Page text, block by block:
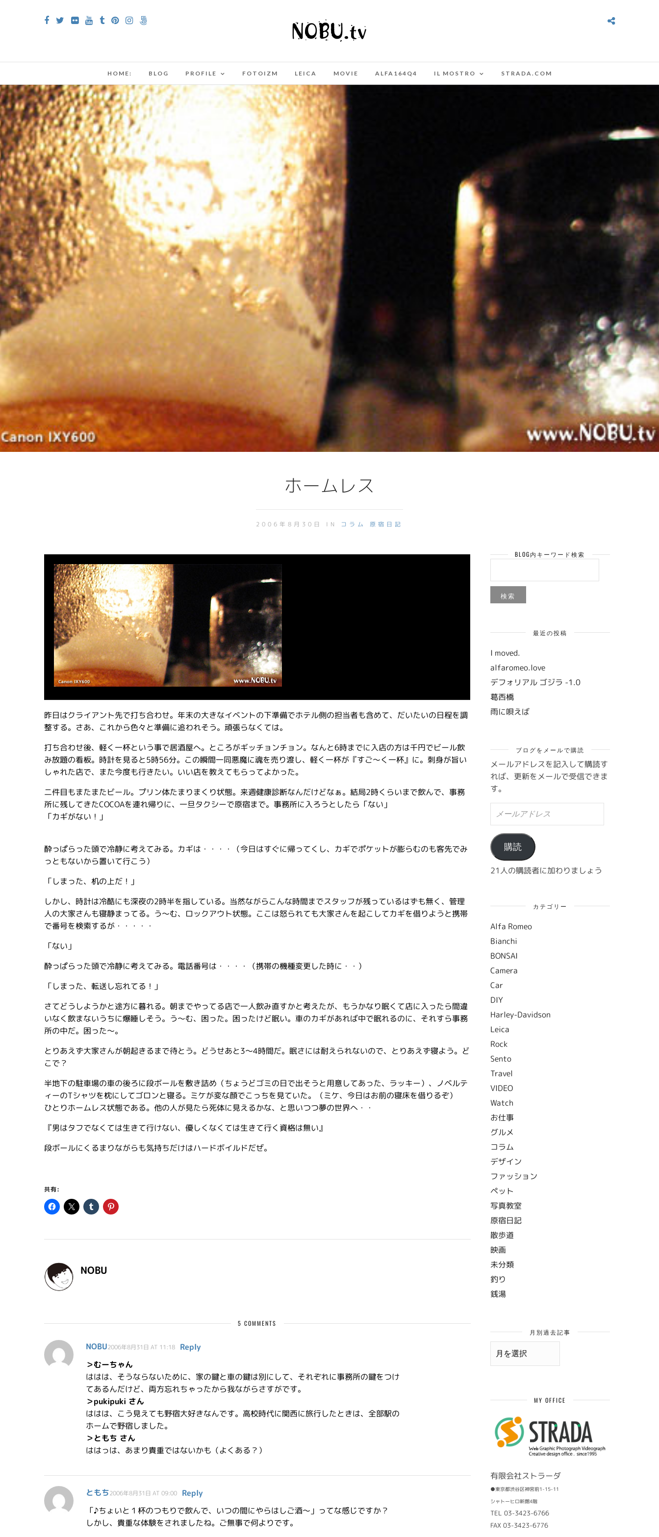
HOME: BLOG PROFILE FOTOIZM LEICA MOVIE ALFA164Q4 IL MOSTRO STRADA.COM
ホームレス
2006年8月30日 IN コラム 原宿日記
昨日はクライアント先で打ち合わせ。年末の大きなイベントの下準備でホテル側の担当者も含めて、だいたいの日程を調
整する。さあ、これから色々と準備に追われそう。頑張らなくては。
打ち合わせ後、軽く一杯という事で居酒屋へ。ところがギッチョンチョン。なんと6時までに入店の方は千円でビール飲
み放題の看板。時計を見ると5時56分。この瞬間一同悪魔に魂を売り渡し、軽く一杯が『すご〜く一杯』に。刺身が旨い
しゃれた店で、また今度も行きたい。いい店を教えてもらってよかった。
二件目もまたまたビール。プリン体たまりまくり状態。来週健康診断なんだけどなぁ。結局2時くらいまで飲んで、事務
所に残してきたCOCOAを連れ帰りに、一旦タクシーで原宿まで。事務所に入ろうとしたら「ない」
「カギがない！」
酔っぱらった頭で冷静に考えてみる。カギは・・・・（今日はすぐに帰ってくし、カギでポケットが膨らむのも客先でみ
っともないから置いて行こう）
「しまった、机の上だ！」
しかし、時計は冷酷にも深夜の2時半を指している。当然ながらこんな時間までスタッフが残っているはずも無く、管理
人の大家さんも寝静まってる。う〜む、ロックアウト状態。ここは怒られても大家さんを起こしてカギを借りようと携帯
で番号を検索するが・・・・・
「ない」
酔っぱらった頭で冷静に考えてみる。電話番号は・・・・（携帯の機種変更した時に・・）
「しまった、転送し忘れてる！」
さてどうしようかと途方に暮れる。朝までやってる店で一人飲み直すかと考えたが、もうかなり眠くて店に入ったら間違
いなく飲まないうちに爆睡しそう。う〜む、困った。困ったけど眠い。車のカギがあれば中で眠れるのに、それすら事務
所の中だ。困った〜。
とりあえず大家さんが朝起きるまで待とう。どうせあと3〜4時間だ。眠さには耐えられないので、とりあえず寝よう。ど
こで？
半地下の駐車場の車の後ろに段ボールを敷き詰め（ちょうどゴミの日で出そうと用意してあった、ラッキー）、ノベルテ
ィーのTシャツを枕にしてゴロンと寝る。ミケが変な顔でこっちを見ていた。（ミケ、今日はお前の寝床を借りるぞ）
ひとりホームレス状態である。他の人が見たら死体に見えるかな、と思いつつ夢の世界へ・・
『男はタフでなくては生きて行けない、優しくなくては生きて行く資格は無い』
段ボールにくるまりながらも気持ちだけはハードボイルドだぜ。
共有:
NOBU
5 COMMENTS
NOBU2006年8月31日 AT 11:18
Reply
＞むーちゃん
ははは、そうならないために、家の鍵と車の鍵は別にして、それぞれに事務所の鍵をつけ
てあるんだけど、両方忘れちゃったから我ながらさすがです。
＞pukipuki さん
ははは、こう見えても野宿大好きなんです。高校時代に関西に旅行したときは、全部駅の
ホームで野宿しました。
＞ともち さん
ははっは、あまり貴重ではないかも（よくある？）
ともち2006年8月31日 AT 09:00
Reply
「♪ちょいと１杯のつもりで飲んで、いつの間にやらはしご酒～」ってな感じですか？
しかし、貴重な体験をされましたね。ご無事で何よりです。
BLOG内キーワード検索
最近の投稿
I moved.
alfaromeo.love
デフォリアル ゴジラ -1.0
葛西橋
雨に唄えば
ブログをメールで購読
メールアドレスを記入して購読す
れば、更新をメールで受信できま
す。
ル
ア
ド
レ
ス
購読
21人の購読者に加わりましょう
カテゴリー
Alfa Romeo
Bianchi
BONSAI
Camera
Car
DIY
Harley-Davidson
Leica
Rock
Sento
Travel
VIDEO
Watch
お仕事
グルメ
コラム
デザイン
ファッション
ペット
写真教室
原宿日記
散歩道
映画
未分類
釣り
銭湯
月別過去記事
月
MY OFFICE
有限会社ストラーダ
●東京都渋谷区神宮前1-15-11
シャトーヒロ新館4階
TEL 03-3423-6766
FAX 03-3423-6776